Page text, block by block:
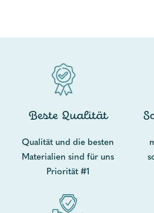
Beste Qualität
Qualität und die besten
Materialien sind für uns
Priorität #1